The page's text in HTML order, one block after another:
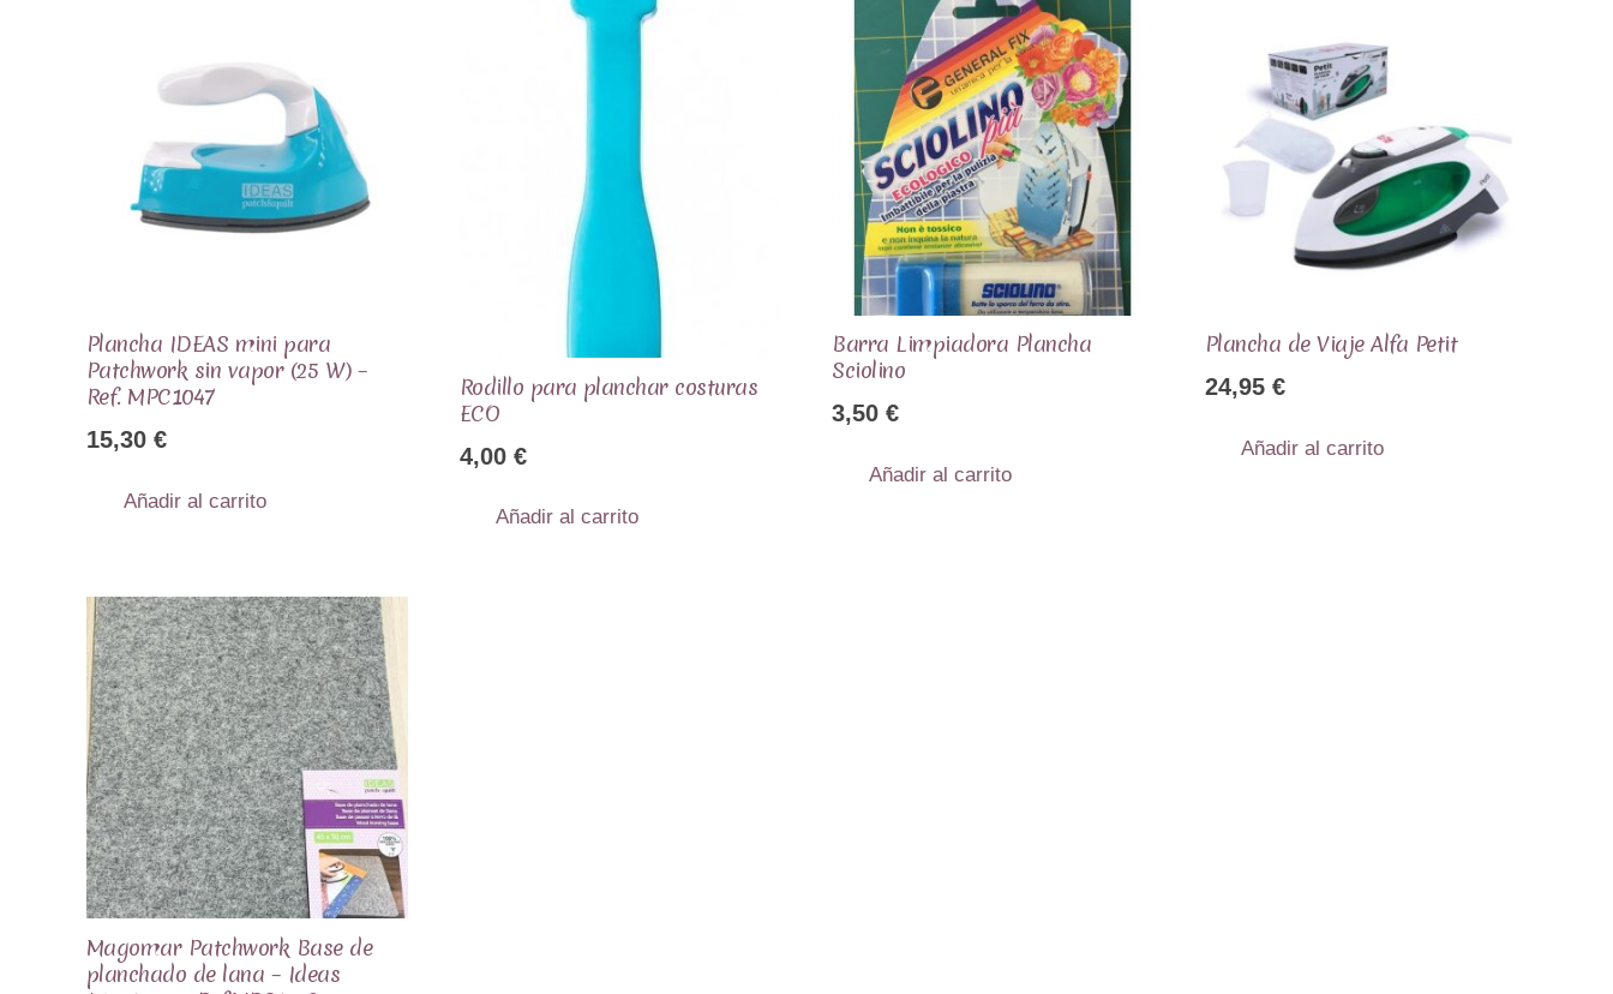
Plancha IDEAS mini para
Patchwork sin vapor (25 W) –
Ref. MPC1047
15,30 €
Añadir al carrito
Rodillo para planchar costuras
ECO
4,00 €
Añadir al carrito
Barra Limpiadora Plancha
Sciolino
3,50€
Añadir al carrito
Plancha de Viaje Alfa Petit
24,95 €
Añadir al carrito
Magomar Patchwork Base de
planchado de lana – Ideas